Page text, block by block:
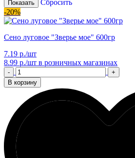
Показать
Сбросить
-20%
Сено луговое "Зверье мое" 600гр
7.19 р./шт
8.99 р./шт в розничных магазинах
-
+
В корзину